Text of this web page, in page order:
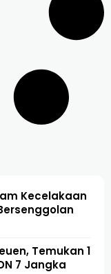
Kecelakaan
Temukan 1
7 Jangka